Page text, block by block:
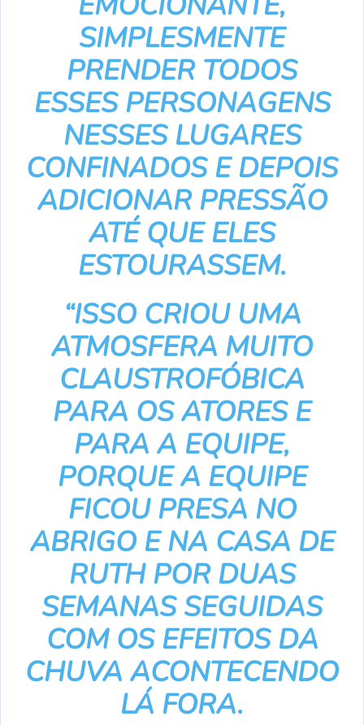
SIMPLESMENTE
PRENDER TODOS
ESSES PERSONAGENS
NESSES LUGARES
CONFINADOS E DEPOIS
ADICIONAR PRESSÃO
ATÉ QUE ELES
ESTOURASSEM.
“ISSO CRIOU UMA
ATMOSFERA MUITO
CLAUSTROFÓBICA
PARA OS ATORES E
PARA A EQUIPE,
PORQUE A EQUIPE
FICOU PRESA NO
ABRIGO E NA CASA DE
RUTH POR DUAS
SEMANAS SEGUIDAS
COM OS EFEITOS DA
CHUVA ACONTECENDO
LÁ FORA.